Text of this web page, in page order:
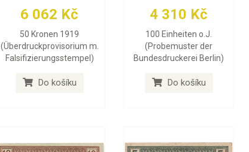
6 062 Kč
50 Kronen 1919
(Überdruckprovisorium m.
Falsifizierungsstempel)
Do košíku
4 310 Kč
100 Einheiten o.J.
(Probemuster der
Bundesdruckerei Berlin)
Do košíku